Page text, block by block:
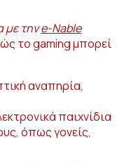
με τηνe-Nable
το gaming μπορεί
αναπηρία,
παιχνίδια
όπως γονείς,